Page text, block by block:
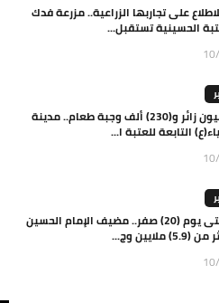
على تجاربها الزراعية.. مزرعة فدك
الحسينية تستقبل...
أكثر من مليون زائر و(230) ألف وجبة طعام.. مدينة
التابعة للعتبة ا...
بالأرقام وحتى يوم (20) صفر.. مضيف الإمام الحسين
وج...